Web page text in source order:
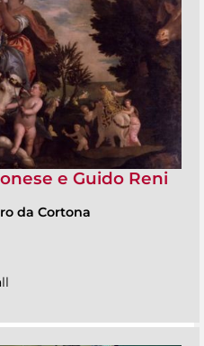
e Guido Reni
da Cortona